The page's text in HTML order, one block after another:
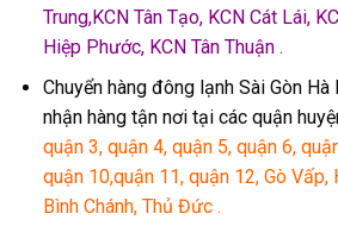
Trung,KCN Tân Tạo, KCN Cát Lái,
Hiệp Phước, KCN Tân Thuận .
Chuyển hàng đông lạnh Sài Gòn
nhận hàng tận nơi tại các quận
quận 3, quận 4, quận 5, quận 6,
quận 10,quận 11, quận 12, Gò Vấp,
Bình Chánh, Thủ Đức .